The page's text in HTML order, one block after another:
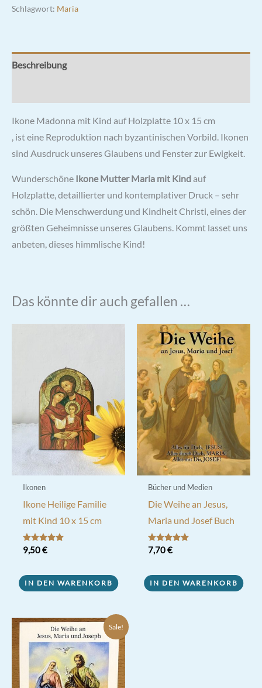
Schlagwort: Maria
Beschreibung
Ikone Madonna mit Kind auf Holzplatte 10 x 15 cm
, ist eine Reproduktion nach byzantinischen Vorbild. Ikonen
sind Ausdruck unseres Glaubens und Fenster zur Ewigkeit.
Wunderschöne Ikone Mutter Maria mit Kind auf
Holzplatte, detaillierter und kontemplativer Druck – sehr
schön. Die Menschwerdung und Kindheit Christi, eines der
größten Geheimnisse unseres Glaubens. Kommt lasset uns
anbeten, dieses himmlische Kind!
Das könnte dir auch gefallen …
Ikonen
Ikone Heilige Familie
mit Kind 10 x 15 cm
Bewertet mit
5.00
9,50€
IN DEN WARENKORB
Bücher und Medien
Die Weihe an Jesus,
Maria und Josef Buch
Bewertet mit
5.00
7,70€
IN DEN WARENKORB
Sale!